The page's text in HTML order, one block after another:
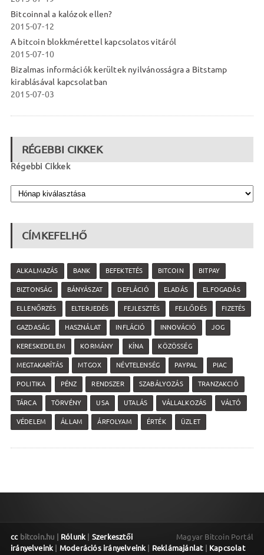
Bitcoinnal a kalózok ellen?
2015-07-12
A bitcoin blokkmérettel kapcsolatos vitáról
2015-07-10
Bizalmas információk kerültek nyilvánosságra a Bitstamp
kirablásával kapcsolatban
2015-07-03
RÉGEBBI CIKKEK
Régebbi Cikkek
CÍMKEFELHŐ
ALKALMAZÁS BANK BEFEKTETÉS BITCOIN BITPAY
BIZTONSÁG BÁNYÁSZAT DEFLÁCIÓ ELADÁS ELFOGADÁS
ELLENŐRZÉS ELTERJEDÉS FEJLESZTÉS FEJLŐDÉS FIZETÉS
GAZDASÁG HASZNÁLAT INFLÁCIÓ INNOVÁCIÓ JOG
KERESKEDELEM KORMÁNY KÍNA KÖZÖSSÉG
MEGTAKARÍTÁS MTGOX NÉVTELENSÉG PAYPAL PIAC
POLITIKA PÉNZ RENDSZER SZABÁLYOZÁS TRANZAKCIÓ
TÁRCA TÖRVÉNY USA UTALÁS VÁLLALKOZÁS VÁLTÓ
VÉDELEM ÁLLAM ÁRFOLYAM ÉRTÉK ÜZLET
Magyar Bitcoin Portál
ccbitcoin.hu | Rólunk
Szerkesztői
irányelveink
Moderációs irányelveink Reklámajánlat| Kapcsolat